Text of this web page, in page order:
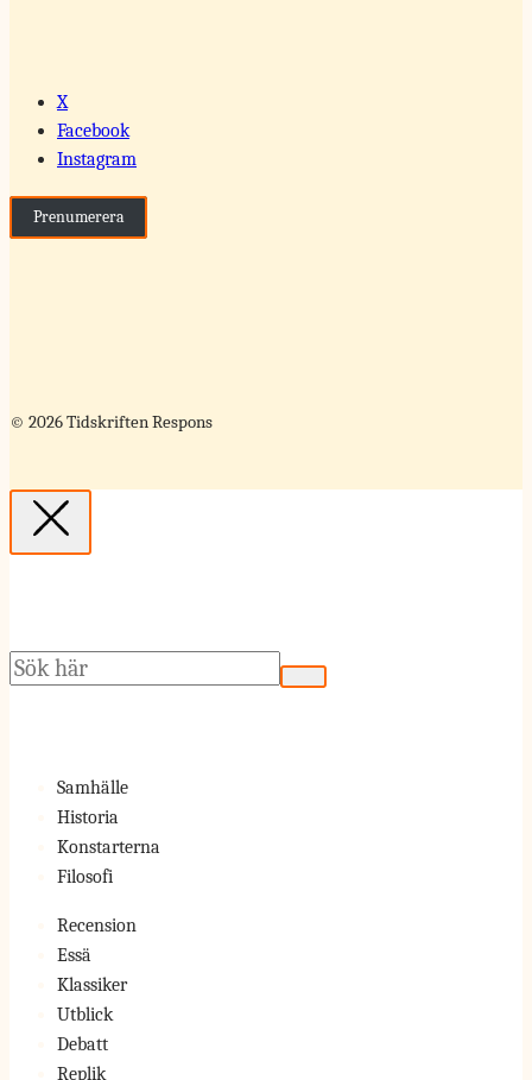
X
Facebook
Instagram
Prenumerera
© 2026 Tidskriften Respons
Sök
Samhälle
Historia
Konstarterna
Filosofi
Recension
Essä
Klassiker
Utblick
Debatt
Replik